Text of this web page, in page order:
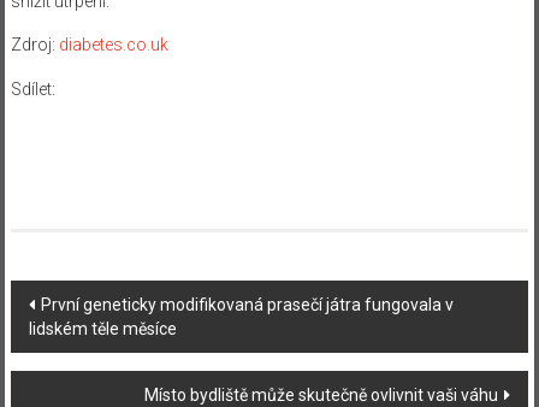
Zdroj: diabetes.co.uk
Sdílet:
Navigace
příspěvku
První geneticky modifikovaná prasečí játra fungovala v
lidském těle měsíce
Místo bydliště může skutečně ovlivnit vaši váhu